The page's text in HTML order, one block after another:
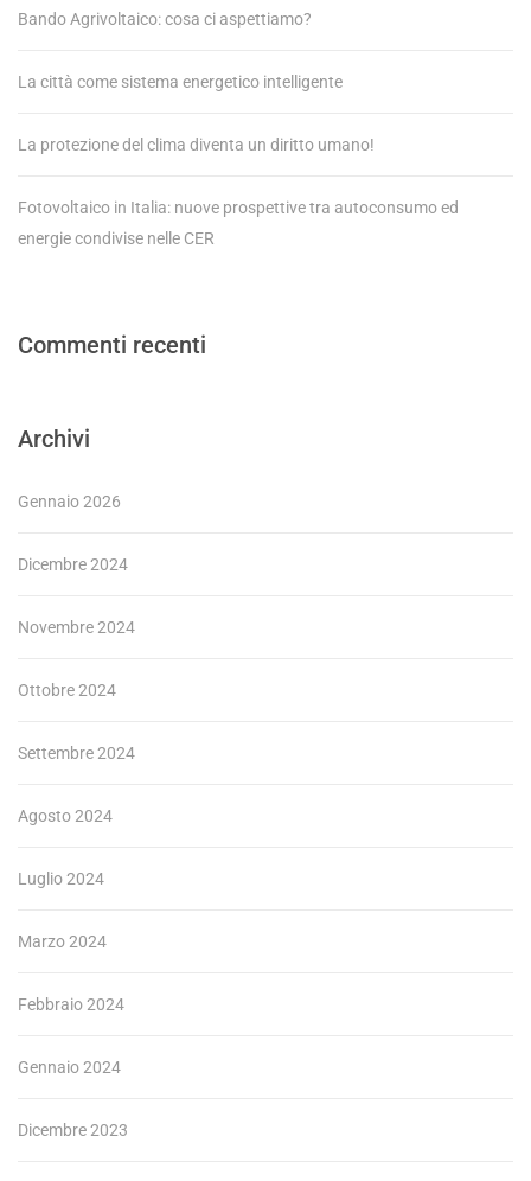
Bando Agrivoltaico: cosa ci aspettiamo?
La città come sistema energetico intelligente
La protezione del clima diventa un diritto umano!
Fotovoltaico in Italia: nuove prospettive tra autoconsumo ed
energie condivise nelle CER
Commenti recenti
Archivi
Gennaio 2026
Dicembre 2024
Novembre 2024
Ottobre 2024
Settembre 2024
Agosto 2024
Luglio 2024
Marzo 2024
Febbraio 2024
Gennaio 2024
Dicembre 2023